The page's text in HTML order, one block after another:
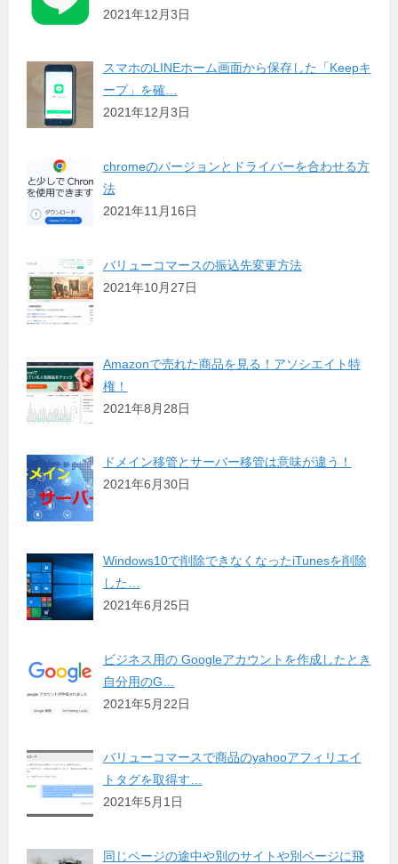
2021年12月3日
スマホのLINEホーム画面から保存した「Keepキ
ープ」を確…
2021年12月3日
chromeのバージョンとドライバーを合わせる方
法
2021年11月16日
バリューコマースの振込先変更方法
2021年10月27日
Amazonで売れた商品を見る！アソシエイト特
権！
2021年8月28日
ドメイン移管とサーバー移管は意味が違う！
2021年6月30日
Windows10で削除できなくなったiTunesを削除
した…
2021年6月25日
ビジネス用の Googleアカウントを作成したとき
自分用のG…
2021年5月22日
バリューコマースで商品のyahooアフィリエイ
トタグを取得す…
2021年5月1日
同じページの途中や別のサイトや別ページに飛